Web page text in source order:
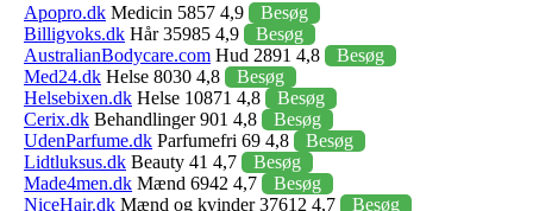
Apopro.dk Medicin 5857 4,9
Besøg
Billigvoks.dk Hår 35985 4,9
Besøg
AustralianBodycare.com Hud 2891 4,8
Besøg
Med24.dk Helse 8030 4,8
Besøg
Helsebixen.dk Helse 10871 4,8
Besøg
Cerix.dk Behandlinger 901 4,8
Besøg
UdenParfume.dk Parfumefri 69 4,8
Besøg
Lidtluksus.dk Beauty 41 4,7
Besøg
Made4men.dk Mænd 6942 4,7
Besøg
NiceHair.dk Mænd og kvinder 37612 4,7
Besøg